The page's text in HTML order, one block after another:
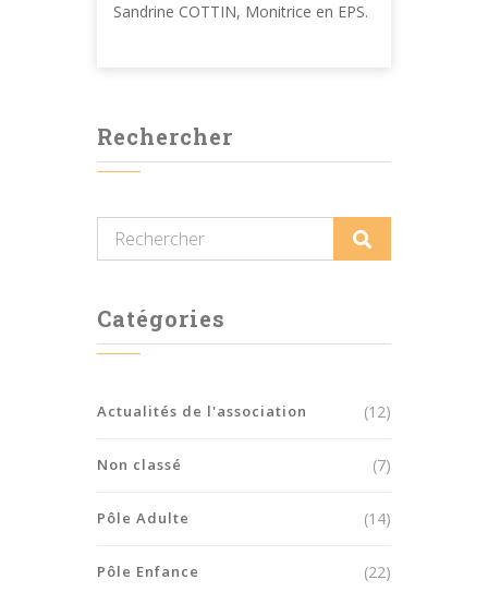
Sandrine COTTIN, Monitrice en EPS.
Rechercher
Catégories
Actualités de l'association (12)
Non classé (7)
Pôle Adulte (14)
Pôle Enfance (22)